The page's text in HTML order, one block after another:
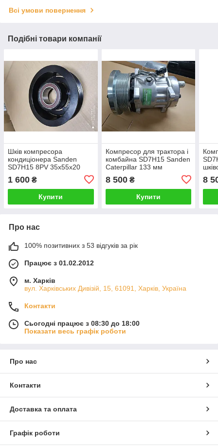
Всі умови повернення
Подібні товари компанії
Шків компресора
кондиціонера Sanden
SD7H15 8PV 35х55х20
для комбайнів тракторів
спецтехніки
1 600 ₴
Купити
Компресор для трактора і
комбайна SD7H15 Sanden
Caterpillar 133 мм
PV8 12/24V
8 500₴
Купити
8
Про нас
100% позитивних з 53 відгуків за рік
Працює з 01.02.2012
м. Харків
вул. Харківських Дивізій, 15, 61091, Харків, Україна
Контакти
Сьогодні працює з 08:30 до 18:00
Показати весь графік роботи
Про нас
Контакти
Доставка та оплата
Графік роботи